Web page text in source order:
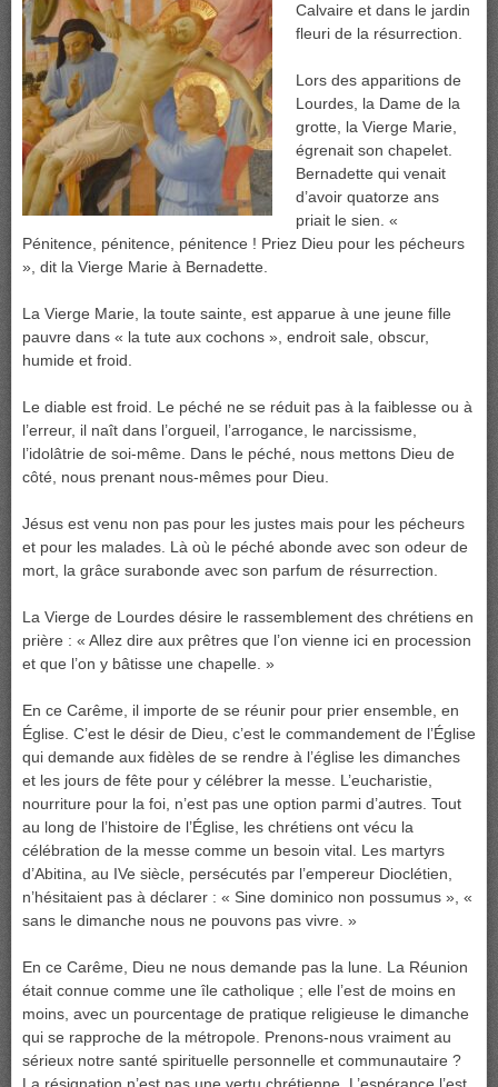
Calvaire et dans le jardin
fleuri de la résurrection.
Lors des apparitions de
Lourdes, la Dame de la
grotte, la Vierge Marie,
égrenait son chapelet.
Bernadette qui venait
d’avoir quatorze ans
priait le sien. «
Pénitence, pénitence, pénitence ! Priez Dieu pour les pécheurs
», dit la Vierge Marie à Bernadette.
La Vierge Marie, la toute sainte, est apparue à une jeune fille
pauvre dans « la tute aux cochons », endroit sale, obscur,
humide et froid.
Le diable est froid. Le péché ne se réduit pas à la faiblesse ou à
l’erreur, il naît dans l’orgueil, l’arrogance, le narcissisme,
l’idolâtrie de soi-même. Dans le péché, nous mettons Dieu de
côté, nous prenant nous-mêmes pour Dieu.
Jésus est venu non pas pour les justes mais pour les pécheurs
et pour les malades. Là où le péché abonde avec son odeur de
mort, la grâce surabonde avec son parfum de résurrection.
La Vierge de Lourdes désire le rassemblement des chrétiens en
prière : « Allez dire aux prêtres que l’on vienne ici en procession
et que l’on y bâtisse une chapelle. »
En ce Carême, il importe de se réunir pour prier ensemble, en
Église. C’est le désir de Dieu, c’est le commandement de l’Église
qui demande aux fidèles de se rendre à l’église les dimanches
et les jours de fête pour y célébrer la messe. L’eucharistie,
nourriture pour la foi, n’est pas une option parmi d’autres. Tout
au long de l’histoire de l’Église, les chrétiens ont vécu la
célébration de la messe comme un besoin vital. Les martyrs
d’Abitina, au IVe siècle, persécutés par l’empereur Dioclétien,
n’hésitaient pas à déclarer : « Sine dominico non possumus », «
sans le dimanche nous ne pouvons pas vivre. »
En ce Carême, Dieu ne nous demande pas la lune. La Réunion
était connue comme une île catholique ; elle l’est de moins en
moins, avec un pourcentage de pratique religieuse le dimanche
qui se rapproche de la métropole. Prenons-nous vraiment au
sérieux notre santé spirituelle personnelle et communautaire ?